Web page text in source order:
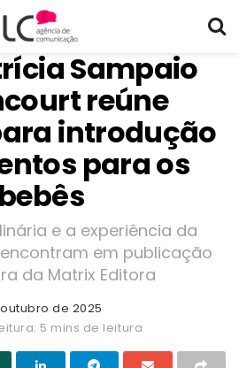
Sampaio
reúne
introdução
para os
bebês
e a experiência da
em publicação
da Matrix Editora
de 2025
5 mins de leitura